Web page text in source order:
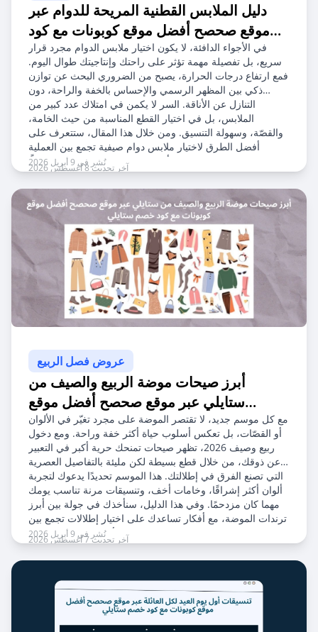
دليل الملابس القطنية المريحة للدوام عبر
موقع صحصح أفضل موقع كوبونات مع كود
خصم ستايلي
في الأجواء الدافئة، لا يكون اختيار ملابس الدوام مجرد قرار
سريع، بل تفصيلة مهمة تؤثر على راحتك وإنتاجيتك طوال اليوم.
فمع ارتفاع درجات الحرارة، يصبح من الضروري البحث عن توازن
ذكي بين المظهر الرسمي والإحساس بالخفة والراحة، دون
التنازل عن الأناقة. السر لا يكمن في امتلاك عدد كبير من
الملابس، بل في اختيار القطع المناسبة من حيث الخامة،
والقصّة، وسهولة التنسيق. ومن خلال هذا المقال، ستتعرف على
أفضل الطرق لاختيار ملابس دوام صيفية تجمع بين العملية
نُشر في 9 أبريل 2026
آخر تحديث 8 أغسطس 2026
عروض فصل الربيع
أبرز صيحات موضة الربيع والصيف من
ستايلي عبر موقع صحصح أفضل موقع
كوبونات مع كود خصم ستايلي
مع كل موسم جديد، لا تقتصر الموضة على مجرد تغيّر في الألوان
أو القصّات، بل تعكس أسلوب حياة أكثر خفة وراحة. ومع دخول
ربيع وصيف 2026، تظهر صيحات تمنحك حرية أكبر في التعبير
عن ذوقك، من خلال قطع بسيطة لكن مليئة بالتفاصيل العصرية
التي تصنع الفرق في إطلالتك. هذا الموسم تحديدًا يدعوك لتجربة
ألوان أكثر إشراقًا، وخامات أخف، وتنسيقات مرنة تناسب يومك
مهما كان مزدحمًا. وفي هذا الدليل، سنأخذك في جولة بين أبرز
ترندات الموضة، مع أفكار تساعدك على اختيار إطلالات تجمع بين
نُشر في 9 أبريل 2026
آخر تحديث 7 أغسطس 2026